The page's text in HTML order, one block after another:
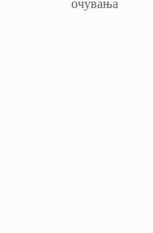
очувања